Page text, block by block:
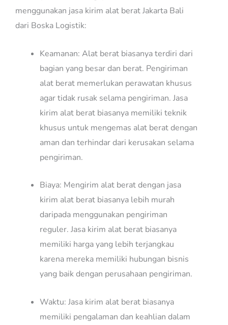
menggunakan jasa kirim alat berat Jakarta Bali
dari Boska Logistik:
Keamanan: Alat berat biasanya terdiri dari
bagian yang besar dan berat. Pengiriman
alat berat memerlukan perawatan khusus
agar tidak rusak selama pengiriman. Jasa
kirim alat berat biasanya memiliki teknik
khusus untuk mengemas alat berat dengan
aman dan terhindar dari kerusakan selama
pengiriman.
Biaya: Mengirim alat berat dengan jasa
kirim alat berat biasanya lebih murah
daripada menggunakan pengiriman
reguler. Jasa kirim alat berat biasanya
memiliki harga yang lebih terjangkau
karena mereka memiliki hubungan bisnis
yang baik dengan perusahaan pengiriman.
Waktu: Jasa kirim alat berat biasanya
memiliki pengalaman dan keahlian dalam